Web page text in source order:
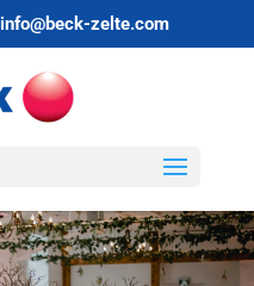
info@beck-zelte.com